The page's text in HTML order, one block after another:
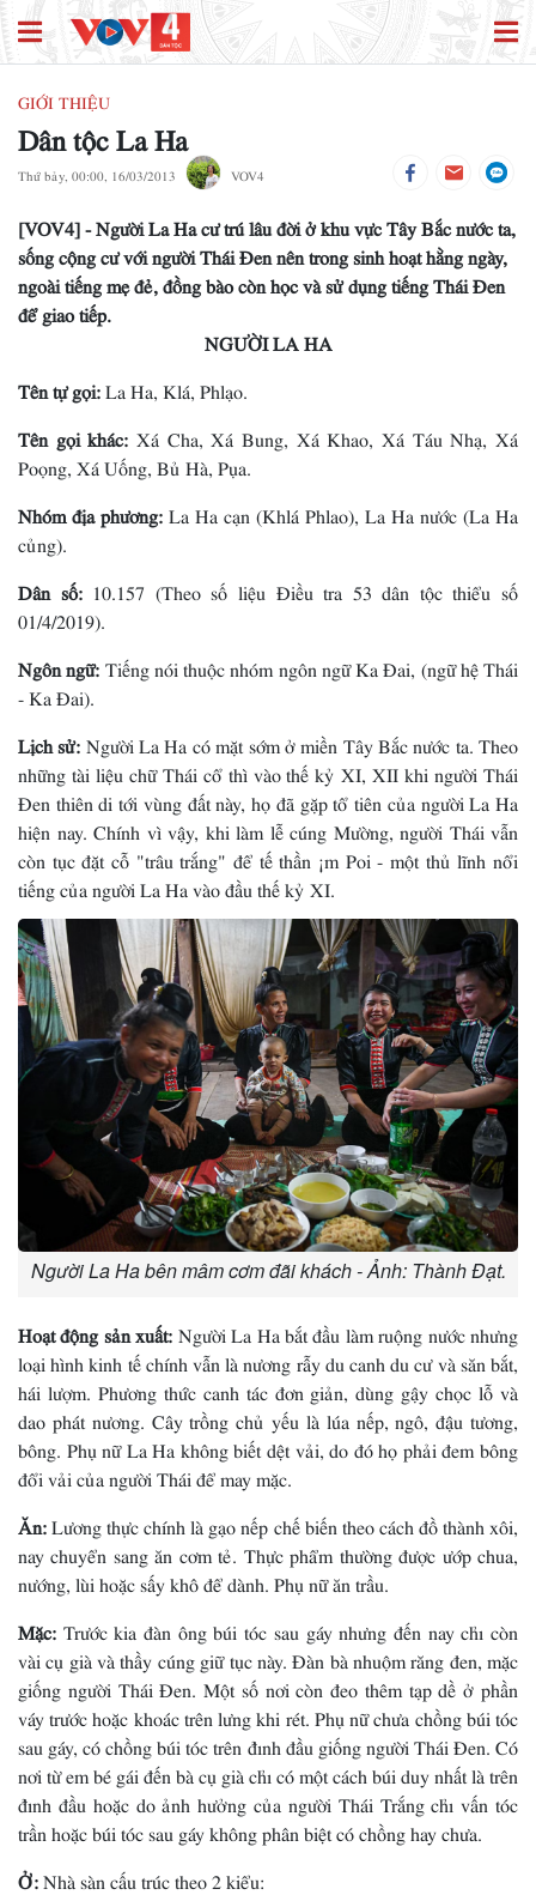
GIỚI THIỆU
Dân tộc La Ha
Thứ bảy, 00:00, 16/03/2013 VOV4
[VOV4] - Người La Ha cư trú lâu đời ở khu vực Tây Bắc nước ta,
sống cộng cư với người Thái Đen nên trong sinh hoạt hằng ngày,
ngoài tiếng mẹ đẻ, đồng bào còn học và sử dụng tiếng Thái Đen
để giao tiếp.
NGƯỜI LA HA
Tên tự gọi:La Ha, Klá, Phlạo.
Tên gọi khác: Xá Cha, Xá Bung, Xá Khao, Xá Táu Nhạ, Xá
Poọng, Xá Uống, Bủ Hà, Pụa.
Nhóm địa phương:La Ha cạn (Khlá Phlao), La Ha nước (La Ha
củng).
Dân số: 10.157 (Theo số liệu Điều tra 53 dân tộc thiểu số
01/4/2019).
Ngôn ngữ:Tiếng nói thuộc nhóm ngôn ngữ Ka Ðai, (ngữ hệ Thái
- Ka Ðai).
Lịch sử:Người La Ha có mặt sớm ở miền Tây Bắc nước ta. Theo
những tài liệu chữ Thái cổ thì vào thế kỷ XI, XII khi người Thái
Ðen thiên di tới vùng đất này, họ đã gặp tổ tiên của người La Ha
hiện nay. Chính vì vậy, khi làm lễ cúng Mường, người Thái vẫn
còn tục đặt cỗ "trâu trắng" để tế thần ¡m Poi - một thủ lĩnh nổi
tiếng của người La Ha vào đầu thế kỷ XI.
Người La Ha bên mâm cơm đãi khách - Ảnh: Thành Đạt.
Hoạt động sản xuất:Người La Ha bắt đầu làm ruộng nước nhưng
loại hình kinh tế chính vẫn là nương rẫy du canh du cư và săn bắt,
hái lượm. Phương thức canh tác đơn giản, dùng gậy chọc lỗ và
dao phát nương. Cây trồng chủ yếu là lúa nếp, ngô, đậu tương,
bông. Phụ nữ La Ha không biết dệt vải, do đó họ phải đem bông
đổi vải của người Thái để may mặc.
Ăn:Lương thực chính là gạo nếp chế biến theo cách đồ thành xôi,
nay chuyển sang ăn cơm tẻ. Thực phẩm thường được ướp chua,
nướng, lùi hoặc sấy khô để dành. Phụ nữ ăn trầu.
Mặc: Trước kia đàn ông búi tóc sau gáy nhưng đến nay chỉ còn
vài cụ già và thầy cúng giữ tục này. Ðàn bà nhuộm răng đen, mặc
giống người Thái Ðen. Một số nơi còn đeo thêm tạp dề ở phần
váy trước hoặc khoác trên lưng khi rét. Phụ nữ chưa chồng búi tóc
sau gáy, có chồng búi tóc trên đỉnh đầu giống người Thái Ðen. Có
nơi từ em bé gái đến bà cụ già chỉ có một cách búi duy nhất là trên
đỉnh đầu hoặc do ảnh hưởng của người Thái Trắng chỉ vấn tóc
trần hoặc búi tóc sau gáy không phân biệt có chồng hay chưa.
Ở:Nhà sàn cấu trúc theo 2 kiểu: